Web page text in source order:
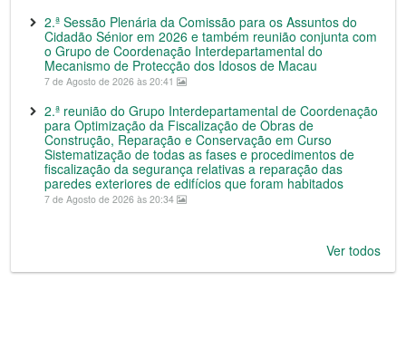
2.ª Sessão Plenária da Comissão para os Assuntos do
Cidadão Sénior em 2026 e também reunião conjunta com
o Grupo de Coordenação Interdepartamental do
Mecanismo de Protecção dos Idosos de Macau
7 de Agosto de 2026 às 20:41
2.ª reunião do Grupo Interdepartamental de Coordenação
para Optimização da Fiscalização de Obras de
Construção, Reparação e Conservação em Curso
Sistematização de todas as fases e procedimentos de
fiscalização da segurança relativas a reparação das
paredes exteriores de edifícios que foram habitados
7 de Agosto de 2026 às 20:34
Ver todos